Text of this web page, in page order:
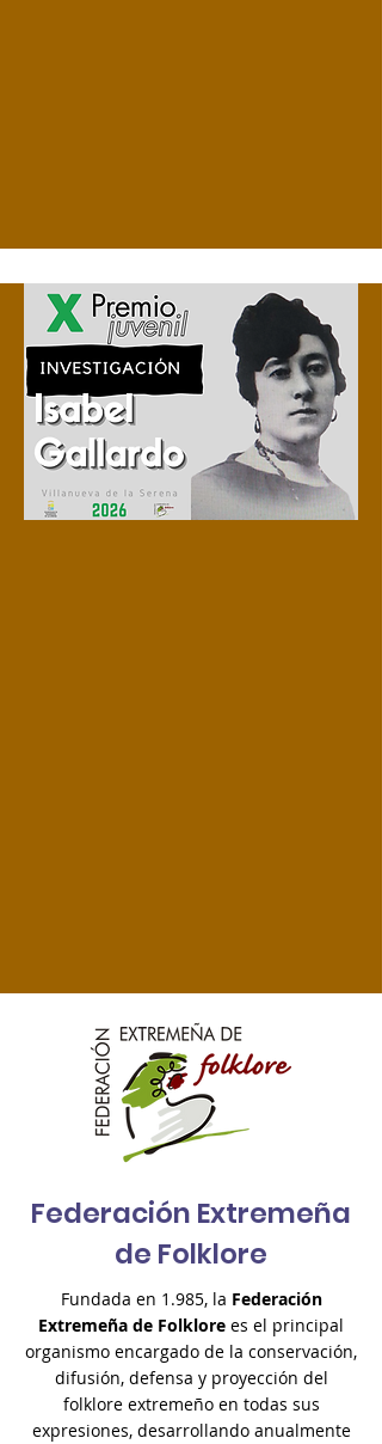
Federación Extremeña
de Folklore
Fundada en 1.985, la Federación
Extremeña de Folklore es el principal
organismo encargado de la conservación,
difusión, defensa y proyección del
folklore extremeño en todas sus
expresiones, desarrollando anualmente